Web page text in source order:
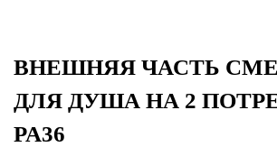
ВНЕШНЯЯ ЧАСТЬ
ДЛЯ ДУША НА 2
PA36